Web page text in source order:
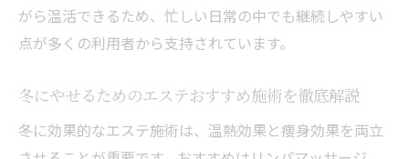
とは
エステサロンで心身共に整える冬の楽しみ
エステの癒し空間が冬の美容習慣に最適な
理由
がら温活できるため、忙しい日常の中でも継続しやすい
点が多くの利用者から支持されています。
冬にやせるためのエステおすすめ施術を徹底解説
冬に効果的なエステ施術は、温熱効果と痩身効果を両立